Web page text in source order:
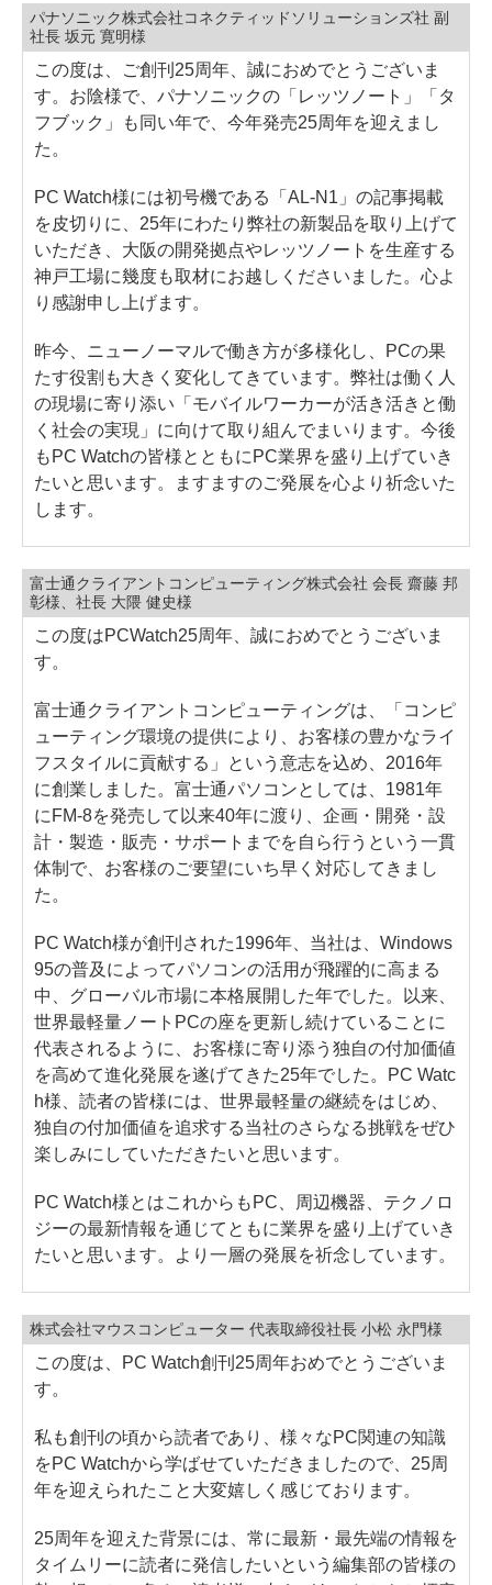
パナソニック株式会社コネクティッドソリューションズ社 副
社長 坂元 寛明様
この度は、ご創刊25周年、誠におめでとうございま
す。お陰様で、パナソニックの「レッツノート」「タ
フブック」も同い年で、今年発売25周年を迎えまし
た。
PC Watch様には初号機である「AL-N1」の記事掲載
を皮切りに、25年にわたり弊社の新製品を取り上げて
いただき、大阪の開発拠点やレッツノートを生産する
神戸工場に幾度も取材にお越しくださいました。心よ
り感謝申し上げます。
昨今、ニューノーマルで働き方が多様化し、PCの果
たす役割も大きく変化してきています。弊社は働く人
の現場に寄り添い「モバイルワーカーが活き活きと働
く社会の実現」に向けて取り組んでまいります。今後
もPC Watchの皆様とともにPC業界を盛り上げていき
たいと思います。ますますのご発展を心より祈念いた
します。
富士通クライアントコンピューティング株式会社 会長 齋藤 邦
彰様、社長 大隈 健史様
この度はPCWatch25周年、誠におめでとうございま
す。
富士通クライアントコンピューティングは、「コンピ
ューティング環境の提供により、お客様の豊かなライ
フスタイルに貢献する」という意志を込め、2016年
に創業しました。富士通パソコンとしては、1981年
にFM-8を発売して以来40年に渡り、企画・開発・設
計・製造・販売・サポートまでを自ら行うという一貫
体制で、お客様のご要望にいち早く対応してきまし
た。
PC Watch様が創刊された1996年、当社は、Windows
95の普及によってパソコンの活用が飛躍的に高まる
中、グローバル市場に本格展開した年でした。以来、
世界最軽量ノートPCの座を更新し続けていることに
代表されるように、お客様に寄り添う独自の付加価値
を高めて進化発展を遂げてきた25年でした。PC Watc
h様、読者の皆様には、世界最軽量の継続をはじめ、
独自の付加価値を追求する当社のさらなる挑戦をぜひ
楽しみにしていただきたいと思います。
PC Watch様とはこれからもPC、周辺機器、テクノロ
ジーの最新情報を通じてともに業界を盛り上げていき
たいと思います。より一層の発展を祈念しています。
株式会社マウスコンピューター 代表取締役社長 小松 永門様
この度は、PC Watch創刊25周年おめでとうございま
す。
私も創刊の頃から読者であり、様々なPC関連の知識
をPC Watchから学ばせていただきましたので、25周
年を迎えられたこと大変嬉しく感じております。
25周年を迎えた背景には、常に最新・最先端の情報を
タイムリーに読者に発信したいという編集部の皆様の